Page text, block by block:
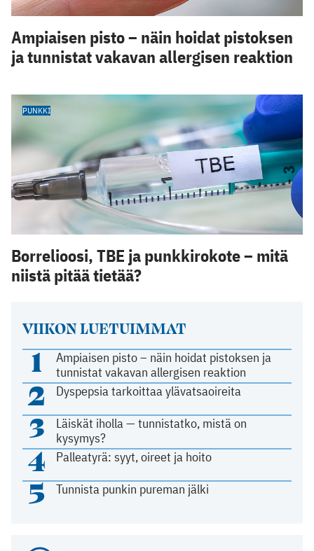
VIIKON LUETUIMMAT
1
Ampiaisen pisto – näin hoidat pistoksen ja
tunnistat vakavan allergisen reaktion
2 Dyspepsia tarkoittaa ylävatsaoireita
3
Läiskät iholla — tunnistatko, mistä on
kysymys?
4 Palleatyrä: syyt, oireet ja hoito
5 Tunnista punkin pureman jälki
Ampiaisen pisto – näin hoidat pistoksen
ja tunnistat vakavan allergisen reaktion
PUNKKI
Borrelioosi, TBE ja punkkirokote – mitä
niistä pitää tietää?